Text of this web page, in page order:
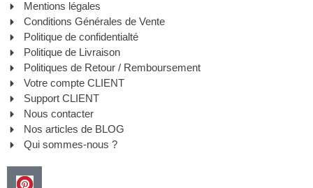
Mentions légales
Conditions Générales de Vente
Politique de confidentialté
Politique de Livraison
Politiques de Retour / Remboursement
Votre compte CLIENT
Support CLIENT
Nous contacter
Nos articles de BLOG
Qui sommes-nous ?